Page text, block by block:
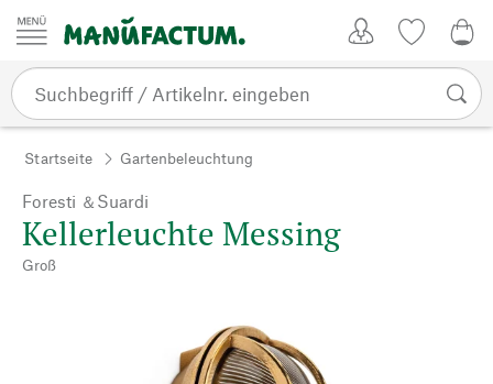
Zum Inhalt springen
Startseite Gartenbeleuchtung
Foresti ＆Suardi
Kellerleuchte Messing
Groß